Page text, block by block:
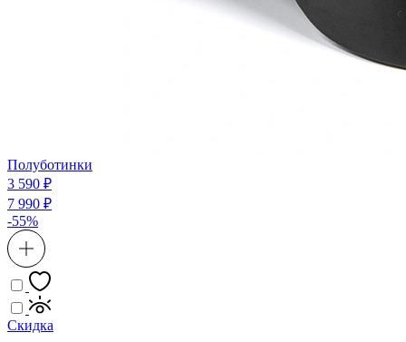
Полуботинки
3 590 ₽
7 990 ₽
-55%
Скидка